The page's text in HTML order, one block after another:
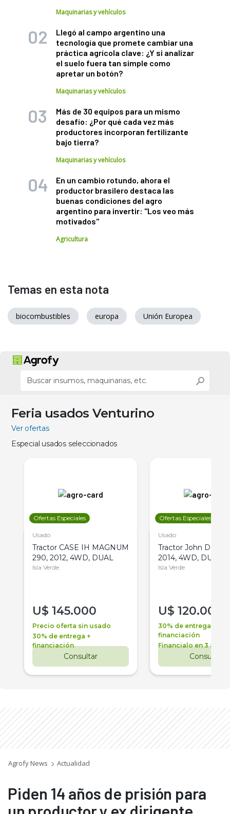
Maquinarias y vehículos
Llegó al campo argentino una
tecnología que promete cambiar una
práctica agrícola clave: ¿Y si analizar
el suelo fuera tan simple como
apretar un botón?
Maquinarias y vehículos
Más de 30 equipos para un mismo
desafío: ¿Por qué cada vez más
productores incorporan fertilizante
bajo tierra?
Maquinarias y vehículos
En un cambio rotundo, ahora el
productor brasilero destaca las
buenas condiciones del agro
argentino para invertir: "Los veo más
motivados"
Agricultura
Temas en esta nota
biocombustibles europa Unión Europea
Feria usados Venturino
Ver ofertas
Especial usados seleccionados
Ofertas Especiales
Usado
Tractor CASE IH MAGNUM
290, 2012, 4WD, DUAL
Isla Verde
U$ 145.000
Precio oferta sin usado
30% de entrega +
financiación
Consultar
Ofertas Especiales
Usado
Tractor John Deere
2014, 4WD, DUAL
Isla Verde
U$ 120.000
30% de entrega +
financiación
Financialo en 3 años
Consultar
Agrofy News Actualidad
Piden 14 años de prisión para